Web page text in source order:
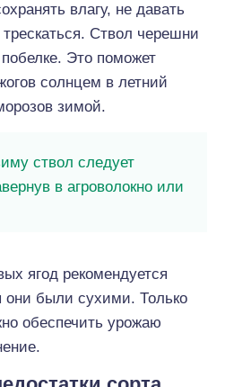
влагу, не давать
Ствол черешни
Это поможет
солнцем в летний
зимой.
ствол следует
в агроволокно или
ягод рекомендуется
они были сухими. Только
обеспечить урожаю